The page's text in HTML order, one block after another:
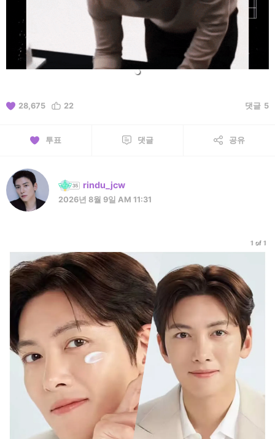
28,675 22 댓글 5
투표 댓글 공유
rindu_jcw
2026년 8월 9일 AM 11:31
1 of 1